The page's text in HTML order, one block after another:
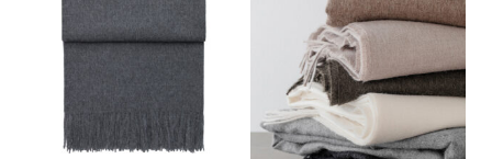
Varianten
Optionen
können
Varianten
Optionen
können